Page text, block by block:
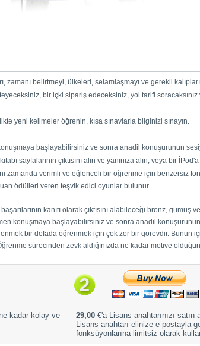
zamanı belirtmeyi, ülkeleri, selamlaşmayı ve gerekli
bir içki sipariş edeceksiniz, yol tarifi
yeni kelimeler öğrenin, kısa sınavlarla bilginizi sınayın.
başlayabilirsiniz ve sonra anadil konuşurunun
sayfalarının çıktısını alın ve yanınıza alın, veya bir
zamanda verimli ve eğlenceli bir öğrenme için benzersiz
ödülleri veren teşvik edici oyunlar bulunur.
kanıtı olarak çıktısını alabileceği bronz, gümüş
konuşmaya başlayabilirsiniz ve sonra anadil
bir defada öğrenmek için çok zor bir görevdir. Bunun
sürecinden zevk aldığınızda ne kadar motive
kadar kolay ve
29,00 €'a Lisans anahtarınızı satın
Lisans anahtarı elinize e-postayla
fonksüyonlarına limitsiz olarak